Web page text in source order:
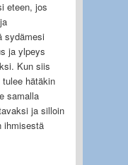
eteen, jos
sydämesi
ja ylpeys
Kun siis
hätäkin
samalla
ja silloin
ihmisestä